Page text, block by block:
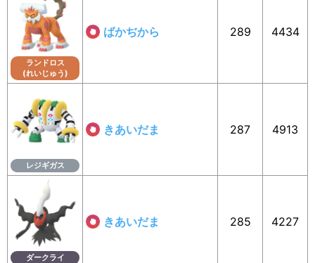
ランドロス
(れいじゅう)
ばかぢから 289 4434
レジギガス
きあいだま 287 4913
ダークライ
きあいだま 285 4227